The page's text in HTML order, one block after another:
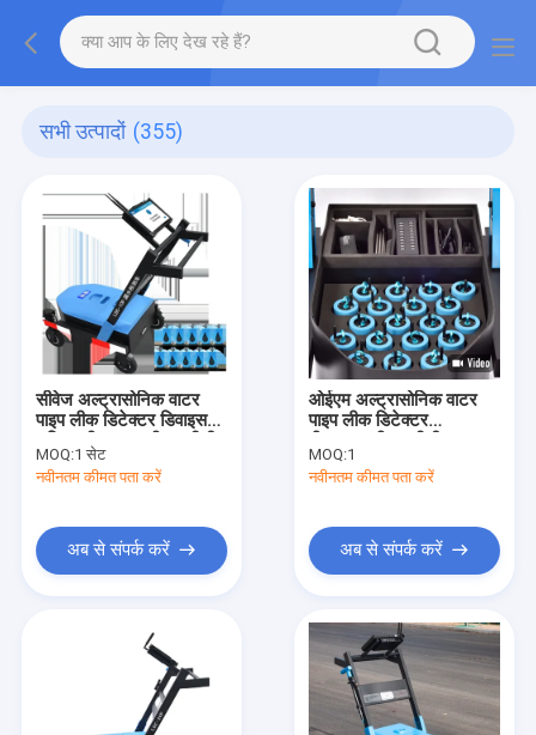
सभी उत्पादों (355)
सीवेज अल्ट्रासोनिक वाटर
पाइप लीक डिटेक्टर डिवाइस
भूमिगत पीक्यूडब्ल्यूटी एलडीसी
10 एम
MOQ:1 सेट
नवीनतम कीमत पता करें
अब से संपर्क करें
ओईएम अल्ट्रासोनिक वाटर
पाइप लीक डिटेक्टर
एलसीडी स्क्रीन लिथियम बैटरी
MOQ:1
नवीनतम कीमत पता करें
अब से संपर्क करें